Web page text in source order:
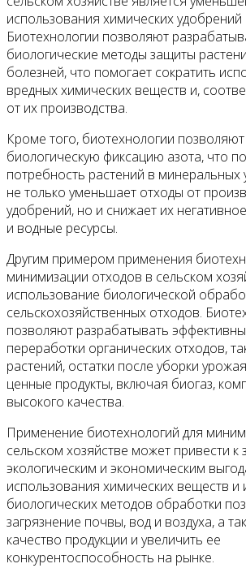
использования химических удобрений
Биотехнологии позволяют
биологические методы защиты
болезней, что помогает сократить
вредных химических веществ и,
от их производства.
Кроме того, биотехнологии
биологическую фиксацию азота, что
потребность растений в минеральных
не только уменьшает отходы от
удобрений, но и снижает их
и водные ресурсы.
Другим примером применения
минимизации отходов в сельском
использование биологической
сельскохозяйственных отходов.
позволяют разрабатывать
переработки органических отходов,
растений, остатки после уборки
ценные продукты, включая биогаз,
высокого качества.
Применение биотехнологий для
сельском хозяйстве может привести к
экологическим и экономическим
использования химических веществ и
биологических методов обработки
загрязнение почвы, вод и воздуха, а
качество продукции и увеличить ее
конкурентоспособность на рынке.